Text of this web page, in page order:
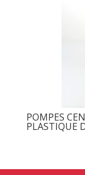
POMPES
PLASTIQUE